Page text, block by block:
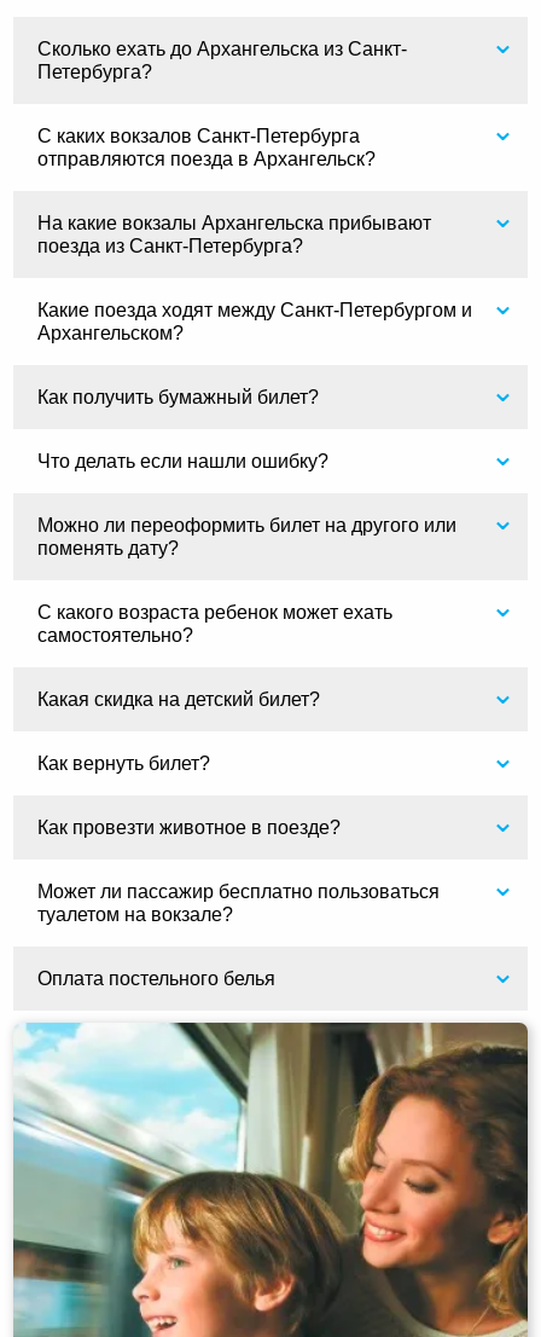
Сколько ехать до Архангельска из Санкт-
Петербурга?
С каких вокзалов Санкт-Петербурга
отправляются поезда в Архангельск?
На какие вокзалы Архангельска прибывают
поезда из Санкт-Петербурга?
Какие поезда ходят между Санкт-Петербургом и
Архангельском?
Как получить бумажный билет?
Что делать если нашли ошибку?
Можно ли переоформить билет на другого или
поменять дату?
С какого возраста ребенок может ехать
самостоятельно?
Какая скидка на детский билет?
Как вернуть билет?
Как провезти животное в поезде?
Может ли пассажир бесплатно пользоваться
туалетом на вокзале?
Оплата постельного белья